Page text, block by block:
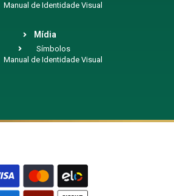
Manual de Identidade Visual
Mídia
Símbolos
Manual de Identidade Visual